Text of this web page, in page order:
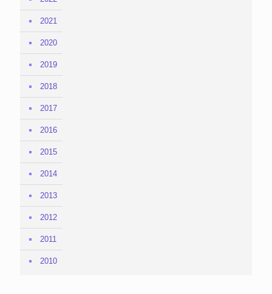
2021
2020
2019
2018
2017
2016
2015
2014
2013
2012
2011
2010